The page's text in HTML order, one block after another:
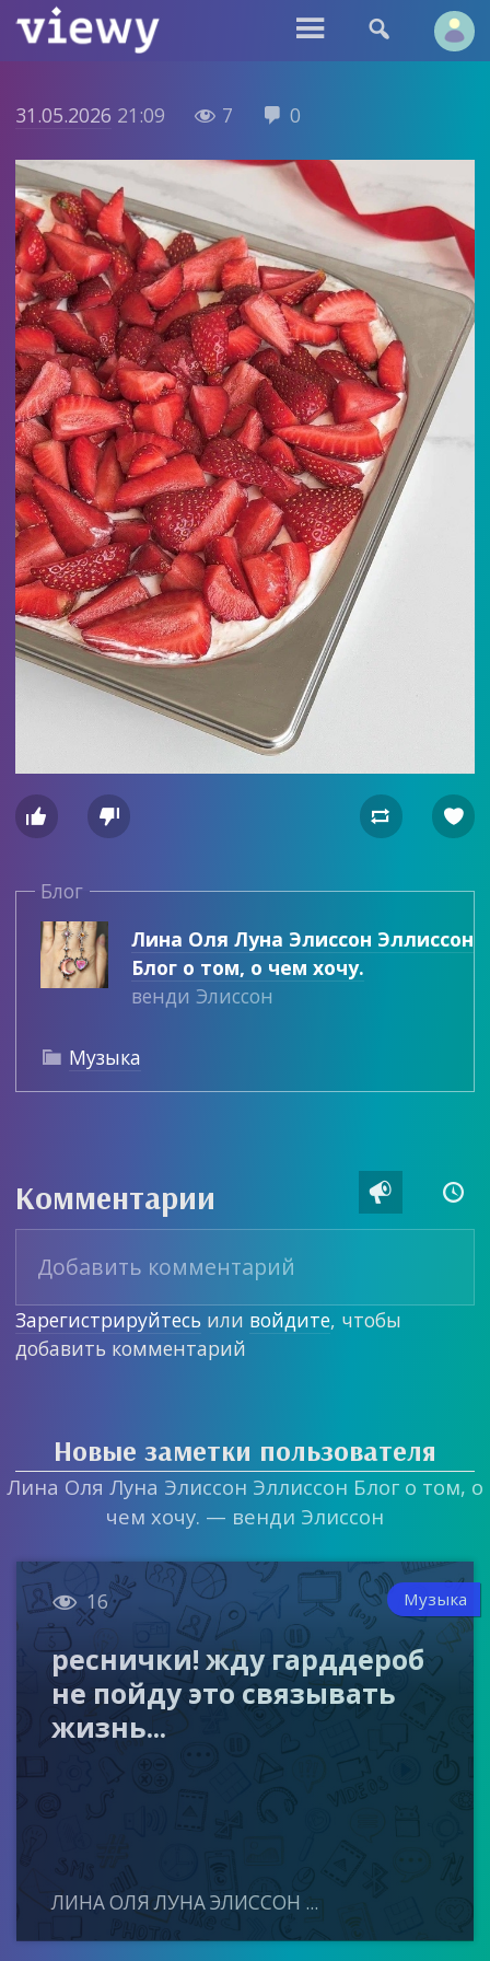
 
31.05.2026 21:09  7  0
   
Блог
Лина Оля Луна Элиссон Эллиссон
Блог о том, о чем хочу.
венди Элиссон
 Музыка
Комментарии  
Зарегистрируйтесь или войдите, чтобы
добавить комментарий
Новые заметки пользователя
Лина Оля Луна Элиссон Эллиссон Блог о том, о
чем хочу. — венди Элиссон
 16 Музыка
реснички! жду гарддероб
не пойду это связывать
жизнь...
ЛИНА ОЛЯ ЛУНА ЭЛИССОН ...